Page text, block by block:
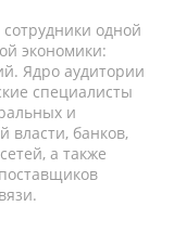
одной
экономики:
Ядро аудитории
специалисты
и
власти, банков,
а также